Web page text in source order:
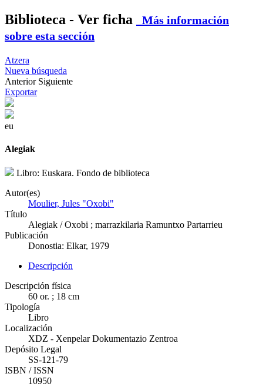
Biblioteca - Ver ficha
Más información
sobre esta sección
Atzera
Nueva búsqueda
Anterior Siguiente
Exportar
eu
Alegiak
Libro: Euskara. Fondo de biblioteca
Autor(es)
Moulier, Jules "Oxobi"
Título
Alegiak / Oxobi ; marrazkilaria Ramuntxo Partarrieu
Publicación
Donostia: Elkar, 1979
Descripción
Descripción física
60 or. ; 18 cm
Tipología
Libro
Localización
XDZ - Xenpelar Dokumentazio Zentroa
Depósito Legal
SS-121-79
ISBN / ISSN
10950